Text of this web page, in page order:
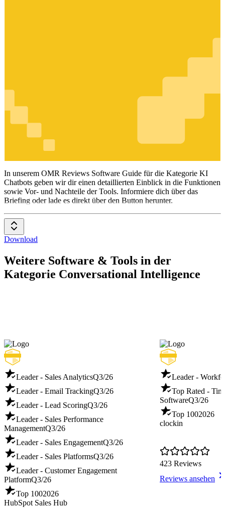
KI Chatbots
In unserem OMR Reviews Software Guide für die Kategorie KI
Chatbots geben wir dir einen detaillierten Einblick in die Funktionen
sowie Vor- und Nachteile der Tools. Informiere dich über das
Briefing oder lade es direkt über den Button herunter.
Download
Weitere Software & Tools in der
Kategorie Conversational Intelligence
Leader - Sales AnalyticsQ3/26
Leader - Email TrackingQ3/26
Leader - Lead ScoringQ3/26
Leader - Sales Performance
ManagementQ3/26
Leader - Sales EngagementQ3/26
Leader - Sales PlatformsQ3/26
Leader - Customer Engagement
PlatformQ3/26
Top 1002026
HubSpot Sales Hub
Leader -
Top Rated -
SoftwareQ3/26
Top 1002026
clockin
423 Reviews
Reviews ansehen